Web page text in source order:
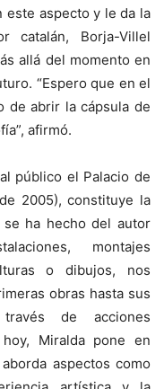
este aspecto y le da la
catalán, Borja-Villel
allá del momento en
“Espero que en el
de abrir la cápsula de
afirmó.
público el Palacio de
2005), constituye la
ha hecho del autor
montajes
o dibujos, nos
obras hasta sus
de acciones
Miralda pone en
aspectos como